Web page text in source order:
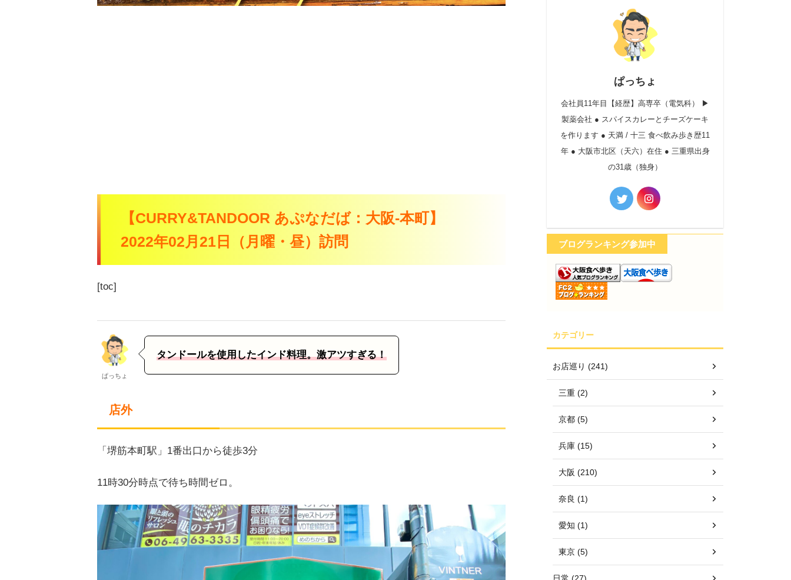
【CURRY&TANDOOR あぷなだば：大阪-本町】
2022年02月21日（月曜・昼）訪問
[toc]
ぱっちょ
タンドールを使用したインド料理。激アツすぎる！
店外
「堺筋本町駅」1番出口から徒歩3分
11時30分時点で待ち時間ゼロ。
ぱっちょ
会社員11年目【経歴】高専卒（電気科） ▶︎
製薬会社 ● スパイスカレーとチーズケーキ
を作ります ● 天満 / 十三 食べ飲み歩き歴11
年 ● 大阪市北区（天六）在住 ● 三重県出身
の31歳（独身）
ブログランキング参加中
カテゴリー
お店巡り (241)
三重 (2)
京都 (5)
兵庫 (15)
大阪 (210)
奈良 (1)
愛知 (1)
東京 (5)